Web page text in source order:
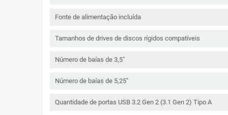
Fonte de alimentação incluída
Tamanhos de drives de discos rígidos compatíveis
Número de baías de 3,5"
Número de baías de 5,25"
Quantidade de portas USB 3.2 Gen 2 (3.1 Gen 2) Tipo A